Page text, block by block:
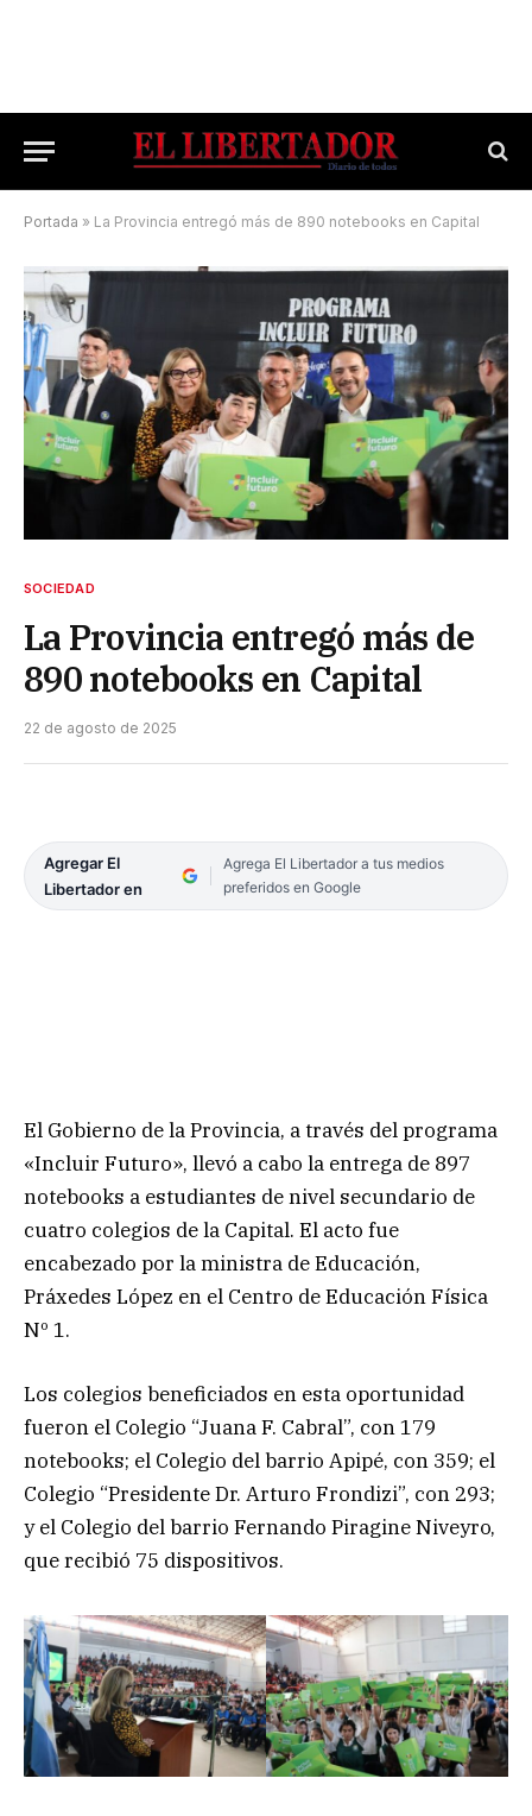
Portada » La Provincia entregó más de 890 notebooks en Capital
SOCIEDAD
La Provincia entregó más de
890 notebooks en Capital
22 de agosto de 2025
Agregar El
Libertador en
Agrega El Libertador a tus medios
preferidos en Google
El Gobierno de la Provincia, a través del programa
«Incluir Futuro», llevó a cabo la entrega de 897
notebooks a estudiantes de nivel secundario de
cuatro colegios de la Capital. El acto fue
encabezado por la ministra de Educación,
Práxedes López en el Centro de Educación Física
Nº 1.
Los colegios beneficiados en esta oportunidad
fueron el Colegio “Juana F. Cabral”, con 179
notebooks; el Colegio del barrio Apipé, con 359; el
Colegio “Presidente Dr. Arturo Frondizi”, con 293;
y el Colegio del barrio Fernando Piragine Niveyro,
que recibió 75 dispositivos.